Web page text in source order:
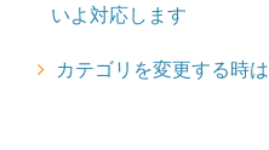
いよ対応します
カテゴリを変更する時は